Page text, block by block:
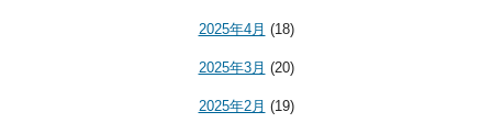
2025年4月 (18)
2025年3月 (20)
2025年2月 (19)